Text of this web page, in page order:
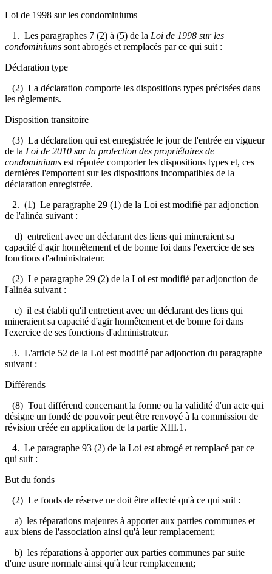
Loi de 1998 sur les condominiums
1. Les paragraphes 7 (2) à (5) de la Loi de 1998 sur les
condominiums sont abrogés et remplacés par ce qui suit :
Déclaration type
(2) La déclaration comporte les dispositions types précisées dans
les règlements.
Disposition transitoire
(3) La déclaration qui est enregistrée le jour de l'entrée en vigueur
de la Loi de 2010 sur la protection des propriétaires de
condominiums est réputée comporter les dispositions types et, ces
dernières l'emportent sur les dispositions incompatibles de la
déclaration enregistrée.
2. (1) Le paragraphe 29 (1) de la Loi est modifié par adjonction
de l'alinéa suivant :
d) entretient avec un déclarant des liens qui mineraient sa
capacité d'agir honnêtement et de bonne foi dans l'exercice de ses
fonctions d'administrateur.
(2) Le paragraphe 29 (2) de la Loi est modifié par adjonction de
l'alinéa suivant :
c) il est établi qu'il entretient avec un déclarant des liens qui
mineraient sa capacité d'agir honnêtement et de bonne foi dans
l'exercice de ses fonctions d'administrateur.
3. L'article 52 de la Loi est modifié par adjonction du paragraphe
suivant :
Différends
(8) Tout différend concernant la forme ou la validité d'un acte qui
désigne un fondé de pouvoir peut être renvoyé à la commission de
révision créée en application de la partie XIII.1.
4. Le paragraphe 93 (2) de la Loi est abrogé et remplacé par ce
qui suit :
But du fonds
(2) Le fonds de réserve ne doit être affecté qu'à ce qui suit :
a) les réparations majeures à apporter aux parties communes et
aux biens de l'association ainsi qu'à leur remplacement;
b) les réparations à apporter aux parties communes par suite
d'une usure normale ainsi qu'à leur remplacement;